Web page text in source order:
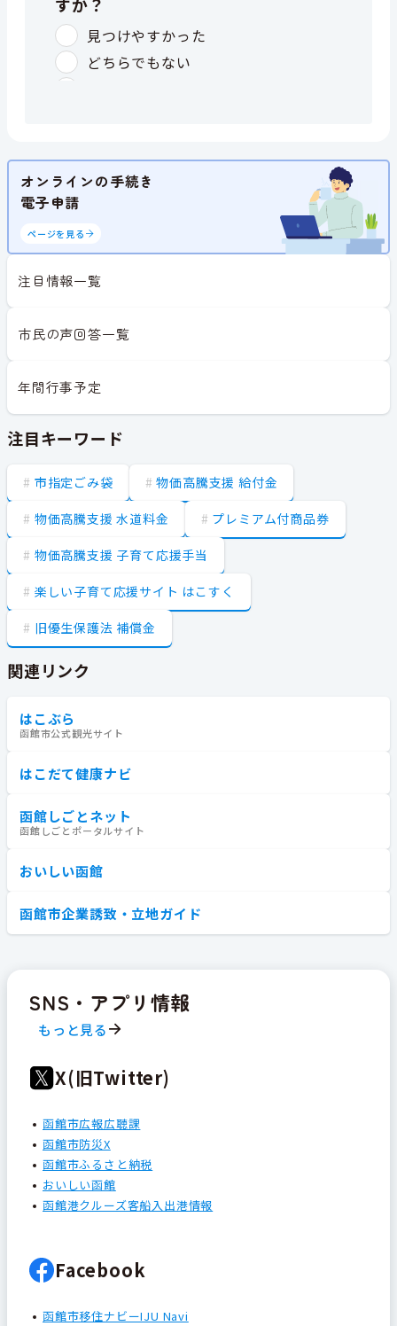
オンラインの手続き
電子申請
ページを見る
注目情報一覧
市民の声回答一覧
年間行事予定
注目キーワード
市指定ごみ袋 物価高騰支援 給付金
物価高騰支援 水道料金 プレミアム付商品券
物価高騰支援 子育て応援手当
楽しい子育て応援サイト はこすく
旧優生保護法 補償金
関連リンク
はこぶら
函館市公式観光サイト
はこだて健康ナビ
函館しごとネット
函館しごとポータルサイト
おいしい函館
函館市企業誘致・立地ガイド
SNS・アプリ情報
もっと見る
X(旧Twitter)
函館市広報広聴課
函館市防災X
函館市ふるさと納税
おいしい函館
函館港クルーズ客船入出港情報
Facebook
函館市移住ナビーIJU Navi